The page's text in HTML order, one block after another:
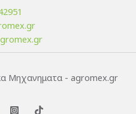
Μηχανηματα - agromex.gr